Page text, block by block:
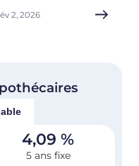
2, 2026
4,09 %
5 ans fixe